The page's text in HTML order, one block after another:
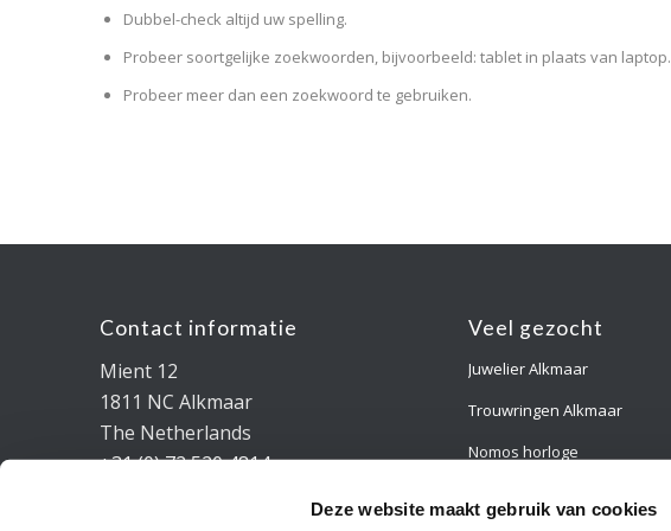
Deze website maakt gebruik van cookies
Dubbel-check altijd uw spelling.
Probeer soortgelijke zoekwoorden, bijvoorbeeld: tablet in plaats van laptop.
Probeer meer dan een zoekwoord te gebruiken.
Contact informatie
Mient 12
1811 NC Alkmaar
The Netherlands
+31 (0) 72 520 4814
Veel gezocht
Juwelier Alkmaar
Trouwringen Alkmaar
Nomos horloge